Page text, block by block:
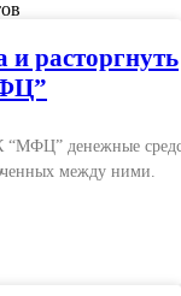
и расторгнуть
“МФЦ” денежные
между ними.